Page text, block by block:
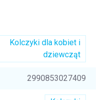
Kolczyki dla kobiet i
dziewcząt
2990853027409